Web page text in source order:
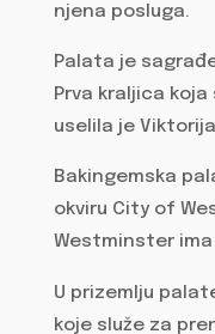
njena posluga.
Palata je
Prva kraljica
uselila je
Bakingemska
okviru City of
Westminster
U prizemlju
koje služe za